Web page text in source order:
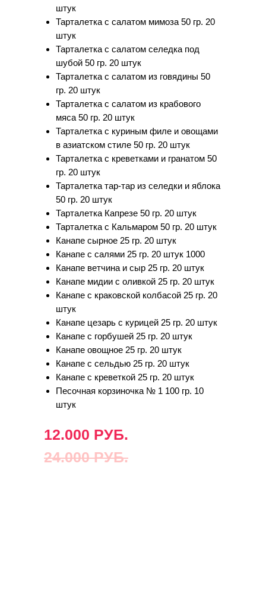
штук
Тарталетка с салатом мимоза 50 гр. 20
штук
Тарталетка с салатом селедка под
шубой 50 гр. 20 штук
Тарталетка с салатом из говядины 50
гр. 20 штук
Тарталетка с салатом из крабового
мяса 50 гр. 20 штук
Тарталетка с куриным филе и овощами
в азиатском стиле 50 гр. 20 штук
Тарталетка с креветками и гранатом 50
гр. 20 штук
Тарталетка тар-тар из селедки и яблока
50 гр. 20 штук
Тарталетка Капрезе 50 гр. 20 штук
Тарталетка с Кальмаром 50 гр. 20 штук
Канапе сырное 25 гр. 20 штук
Канапе с салями 25 гр. 20 штук 1000
Канапе ветчина и сыр 25 гр. 20 штук
Канапе мидии с оливкой 25 гр. 20 штук
Канапе с краковской колбасой 25 гр. 20
штук
Канапе цезарь с курицей 25 гр. 20 штук
Канапе с горбушей 25 гр. 20 штук
Канапе овощное 25 гр. 20 штук
Канапе с сельдью 25 гр. 20 штук
Канапе с креветкой 25 гр. 20 штук
Песочная корзиночка № 1 100 гр. 10
штук
12.000 РУБ.
24.000 РУБ.